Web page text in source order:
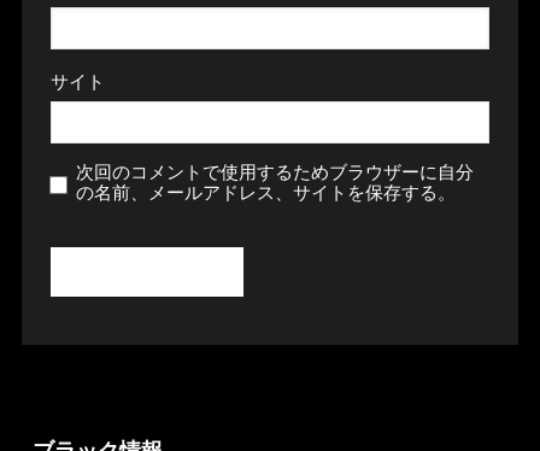
サイト
次回のコメントで使用するためブラウザーに自分
の名前、メールアドレス、サイトを保存する。